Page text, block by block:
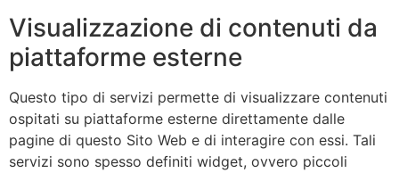
Visualizzazione di contenuti da
piattaforme esterne
Questo tipo di servizi permette di visualizzare contenuti
ospitati su piattaforme esterne direttamente dalle
pagine di questo Sito Web e di interagire con essi. Tali
servizi sono spesso definiti widget, ovvero piccoli